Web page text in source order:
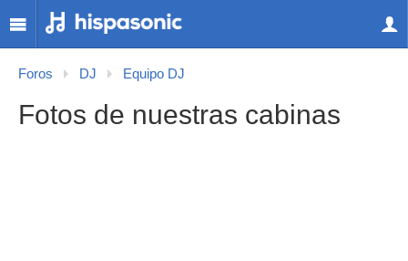
Foros DJ Equipo DJ
Fotos de nuestras cabinas